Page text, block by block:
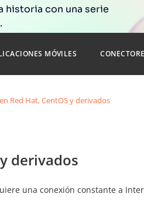
historia con una serie
MÓVILES
Red Hat, CentOS y derivados
derivados
una conexión constante a